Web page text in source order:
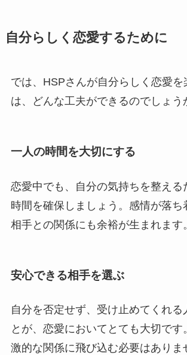
自分らしく恋愛するために
では、HSPさんが自分らしく恋愛を
は、どんな工夫ができるのでしょう
一人の時間を大切にする
恋愛中でも、自分の気持ちを整える
時間を確保しましょう。感情が落ち
相手との関係にも余裕が生まれます。
安心できる相手を選ぶ
自分を否定せず、受け止めてくれる
とが、恋愛においてとても大切です
激的な関係に飛び込む必要はありま